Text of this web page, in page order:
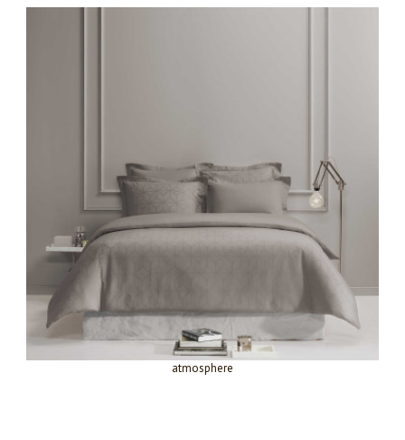
atmosphere